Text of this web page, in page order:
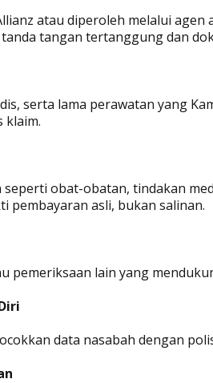
atau diperoleh melalui agen
tangan tertanggung dan
serta lama perawatan yang
klaim.
obat-obatan, tindakan
pembayaran asli, bukan salinan.
pemeriksaan lain yang
data nasabah dengan